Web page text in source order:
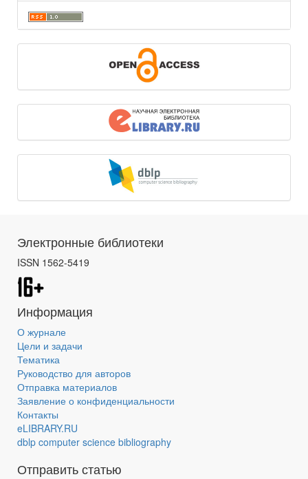
Электронные библиотеки
ISSN 1562-5419
Информация
О журнале
Цели и задачи
Тематика
Руководство для авторов
Отправка материалов
Заявление о конфиденциальности
Контакты
eLIBRARY.RU
dblp computer science bibliography
Отправить статью